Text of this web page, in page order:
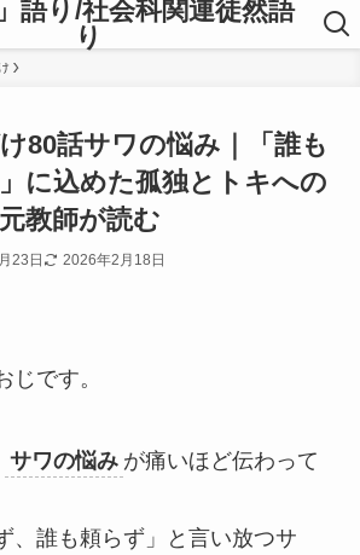
語り/社会科関連徒然語
り
80話サワの悩み｜「誰も
に込めた孤独とトキへの
教師が読む
23日 2026年2月18日
じです。
サワの悩み が痛いほど伝わって
、誰も頼らず」と言い放つサ